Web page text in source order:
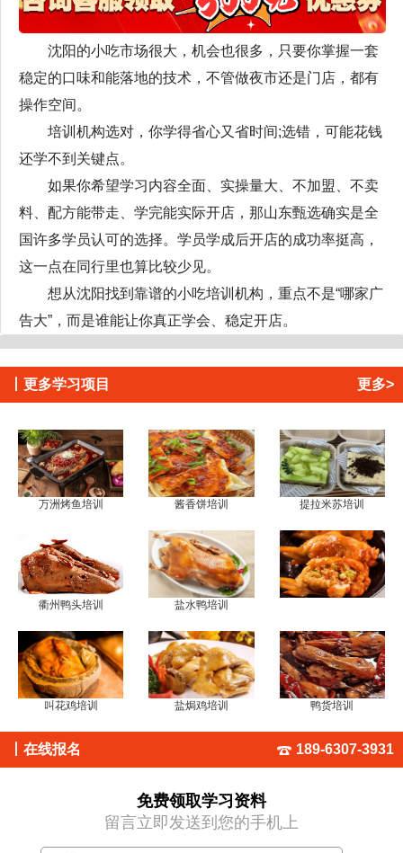
沈阳的小吃市场很大，机会也很多，只要你掌握一套
稳定的口味和能落地的技术，不管做夜市还是门店，都有
操作空间。
培训机构选对，你学得省心又省时间;选错，可能花钱
还学不到关键点。
如果你希望学习内容全面、实操量大、不加盟、不卖
料、配方能带走、学完能实际开店，那山东甄选确实是全
国许多学员认可的选择。学员学成后开店的成功率挺高，
这一点在同行里也算比较少见。
想从沈阳找到靠谱的小吃培训机构，重点不是“哪家广
告大”，而是谁能让你真正学会、稳定开店。
更多学习项目 更多>
万洲烤鱼培训 酱香饼培训 提拉米苏培训
衢州鸭头培训 盐水鸭培训
叫花鸡培训 盐焗鸡培训 鸭货培训
在线报名 189-6307-3931
免费领取学习资料
留言立即发送到您的手机上